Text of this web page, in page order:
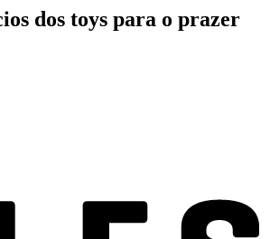
dos toys para o prazer